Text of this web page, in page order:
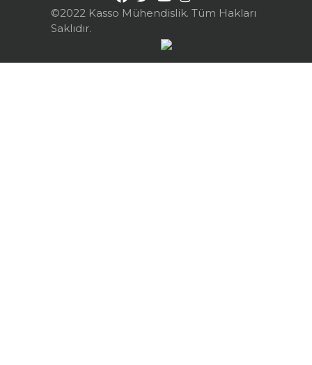
©2022 Kasso Mühendislik. Tüm Hakları
Saklıdır.